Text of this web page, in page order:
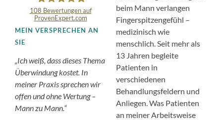
Glow Aesthetics by
108 Bewertungen auf
ProvenExpert.com
MEIN VERSPRECHEN AN
SIE
„Ich weiß, dass dieses Thema
Überwindung kostet. In
meiner Praxis sprechen wir
offen und ohne Wertung –
Mann zu Mann.“
beim Mann verlangen
Fingerspitzengefühl –
medizinisch wie
menschlich. Seit mehr als
13 Jahren begleite
Patienten in
verschiedenen
Behandlungsfeldern und
Anliegen. Was Patienten
an meiner Arbeitsweise